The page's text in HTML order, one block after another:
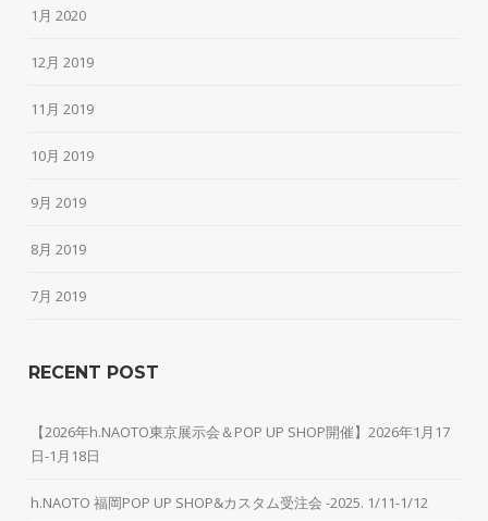
1月 2020
12月 2019
11月 2019
10月 2019
9月 2019
8月 2019
7月 2019
RECENT POST
【2026年h.NAOTO東京展示会＆POP UP SHOP開催】2026年1月17
日-1月18日
h.NAOTO 福岡POP UP SHOP&カスタム受注会 -2025. 1/11-1/12